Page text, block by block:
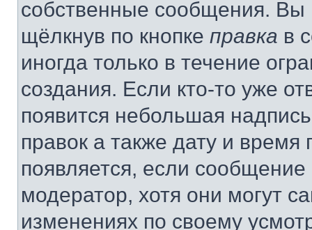
собственные сообщения. Вы
щёлкнув по кнопке правка в
иногда только в течение
создания. Если кто-то уже
появится небольшая
правок а также дату и
появляется, если
модератор, хотя они могут
изменениях по своему